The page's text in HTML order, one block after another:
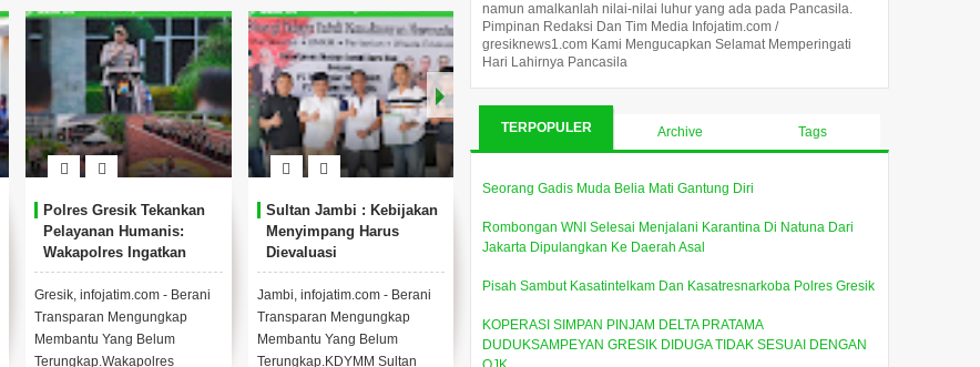
Polres Gresik Tekankan
Pelayanan Humanis:
Wakapolres Ingatkan
Pentingnya Rasa Simpati
dan Empati
Gresik, infojatim.com - Berani
Transparan Mengungkap
Membantu Yang Belum
Terungkap.Wakapolres
Sultan Jambi : Kebijakan
Menyimpang Harus
Dievaluasi
Jambi, infojatim.com - Berani
Transparan Mengungkap
Membantu Yang Belum
Terungkap.KDYMM Sultan
namun amalkanlah nilai-nilai luhur yang ada pada Pancasila.
Pimpinan Redaksi Dan Tim Media Infojatim.com /
gresiknews1.com Kami Mengucapkan Selamat Memperingati
Hari Lahirnya Pancasila
TERPOPULER Archive Tags
Seorang Gadis Muda Belia Mati Gantung Diri
Rombongan WNI Selesai Menjalani Karantina Di Natuna Dari
Jakarta Dipulangkan Ke Daerah Asal
Pisah Sambut Kasatintelkam Dan Kasatresnarkoba Polres Gresik
KOPERASI SIMPAN PINJAM DELTA PRATAMA
DUDUKSAMPEYAN GRESIK DIDUGA TIDAK SESUAI DENGAN